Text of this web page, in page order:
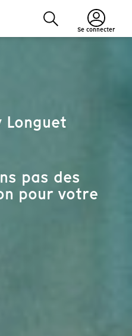
Se connecter
Longuet
pas des
pour votre